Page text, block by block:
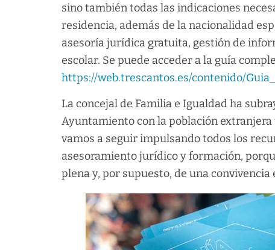
sino también todas las indicaciones
residencia, además de la nacionalidad
asesoría jurídica gratuita, gestión de
escolar. Se puede acceder a la guía
https://web.trescantos.es/contenido/
La concejal de Familia e Igualdad ha
Ayuntamiento con la población
vamos a seguir impulsando todos los
asesoramiento jurídico y formación,
plena y, por supuesto, de una convivencia